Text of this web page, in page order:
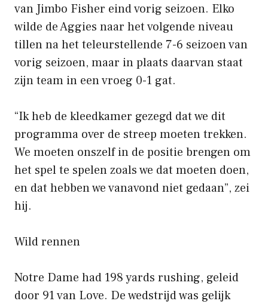
van Jimbo Fisher eind vorig seizoen. Elko
wilde de Aggies naar het volgende niveau
tillen na het teleurstellende 7-6 seizoen van
vorig seizoen, maar in plaats daarvan staat
zijn team in een vroeg 0-1 gat.
“Ik heb de kleedkamer gezegd dat we dit
programma over de streep moeten trekken.
We moeten onszelf in de positie brengen om
het spel te spelen zoals we dat moeten doen,
en dat hebben we vanavond niet gedaan”, zei
hij.
Wild rennen
Notre Dame had 198 yards rushing, geleid
door 91 van Love. De wedstrijd was gelijk